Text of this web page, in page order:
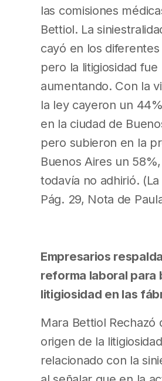
las comisiones
Bettiol. La
cayó en los
pero la litigiosidad fue
aumentando. Con la
la ley cayeron un
en la ciudad de
pero subieron en la
Buenos Aires un
todavía no adhirió.
Pág. 29, Nota de
Empresarios
reforma laboral para
litigiosidad en las
Mara Bettiol Rechazó
origen de la
relacionado con la